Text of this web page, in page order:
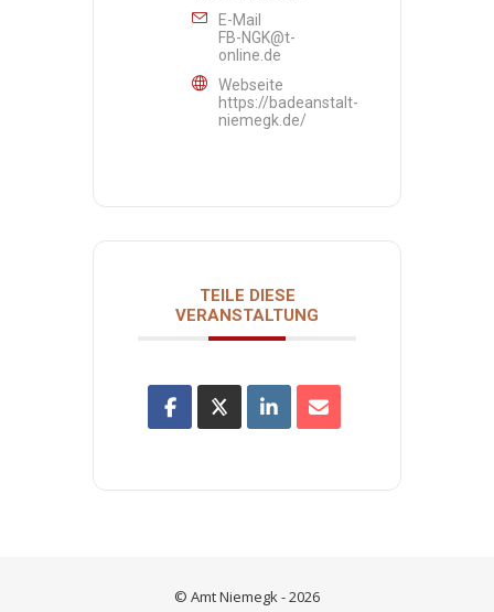
E-Mail
FB-NGK@t-
online.de
Webseite
https://badeanstalt-
niemegk.de/
TEILE DIESE
VERANSTALTUNG
© Amt Niemegk - 2026